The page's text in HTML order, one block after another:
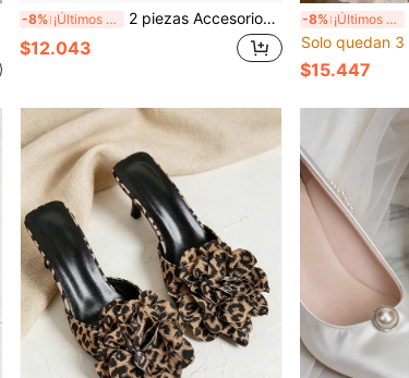
-8% ¡Últimos 3 días 2 piezas Accesorios de zapato desmontables DIY, clips de zapato con diseño elegante de flor de iris, adecuado para tacones, sandalias, zapatos planos, zapatos de boda, zapatos de fiesta, zapatos de playa, zapatos de viaje en plata, blanco, verde, azul, rosa, morado
$12.043
-8% ¡Últimos 3 días
Solo quedan 3
$15.447